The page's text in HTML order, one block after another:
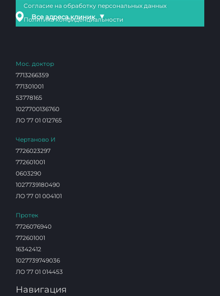
Все адреса клиник ▼
Согласие на обработку персональных данных
Политика конфиденциальности
Мос. доктор
7713266359
771301001
53778165
1027700136760
ЛО 77 01 012765
Чертаново И
7726023297
772601001
0603290
1027739180490
ЛО 77 01 004101
Протек
7726076940
772601001
16342412
1027739749036
ЛО 77 01 014453
Навигация